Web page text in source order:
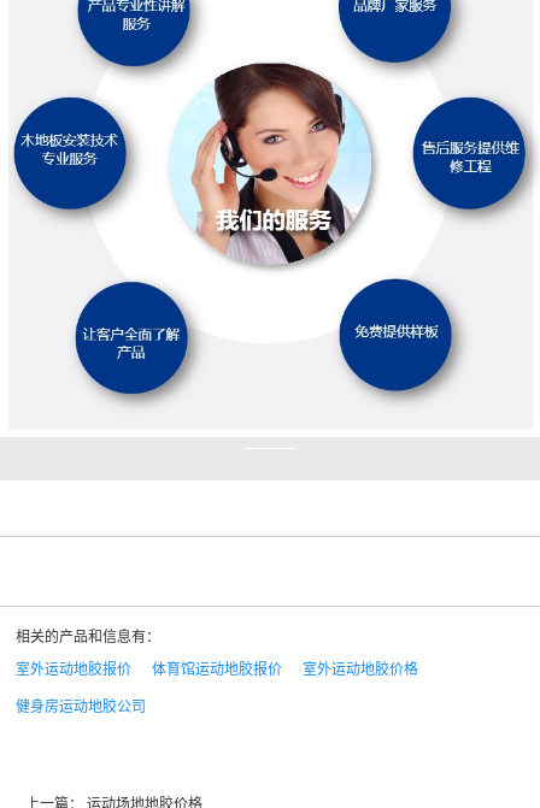
相关的产品和信息有：
室外运动地胶报价
体育馆运动地胶报价 室外运动地胶价格
健身房运动地胶公司
上一篇： 运动场地地胶价格